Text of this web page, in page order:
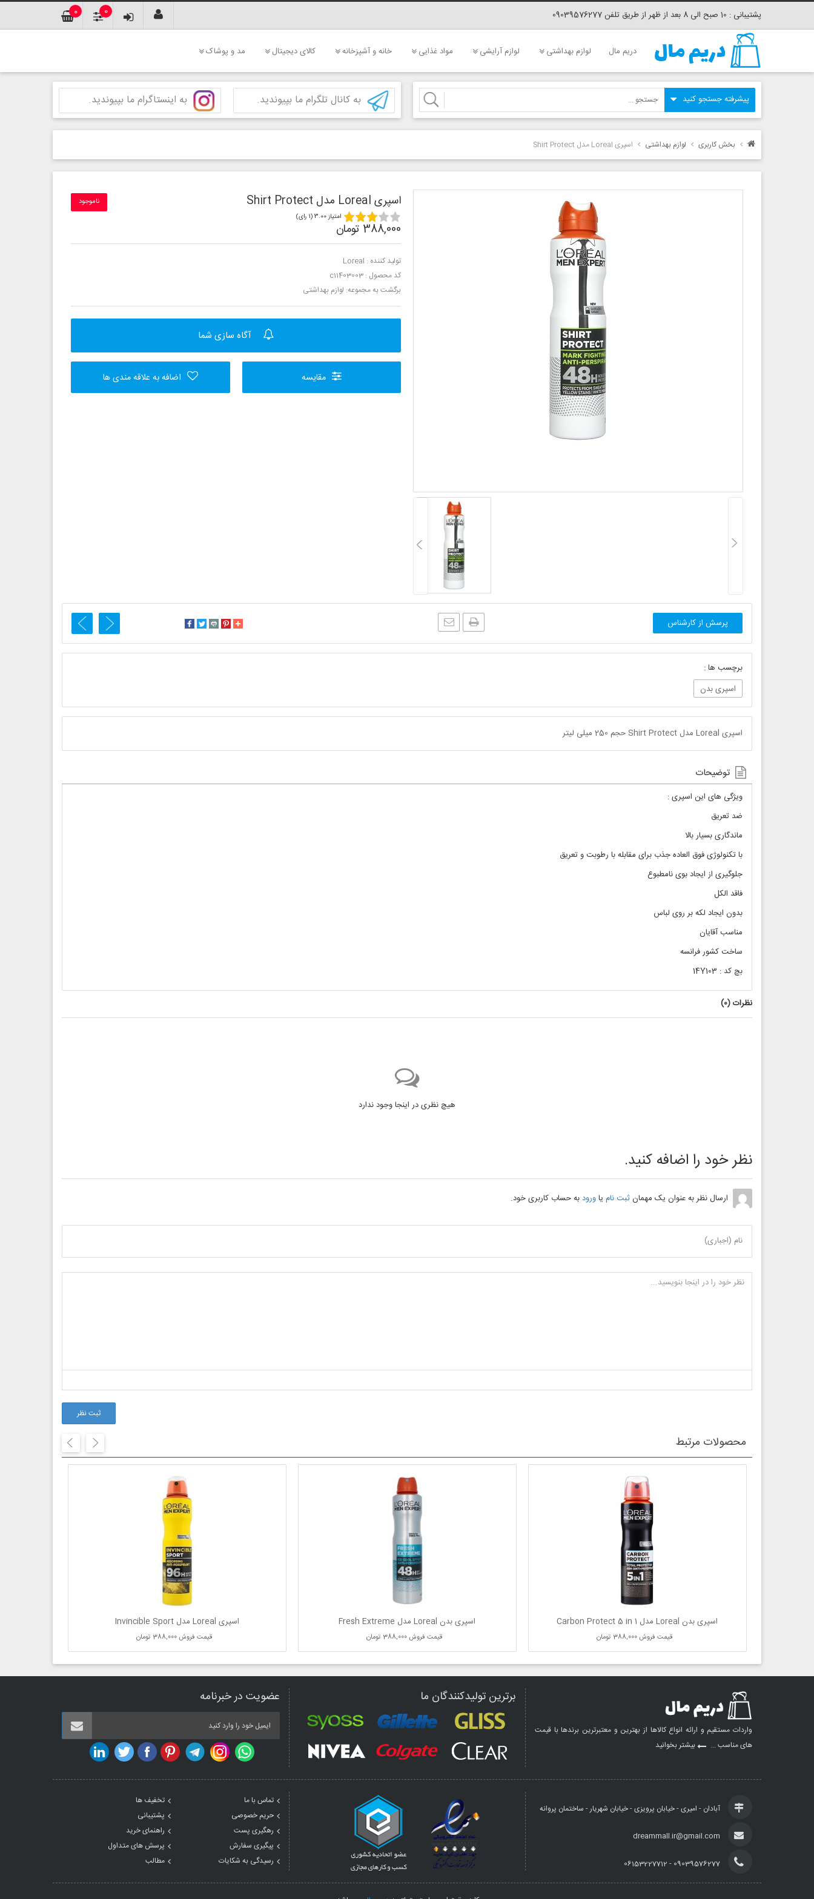
پشتیبانی : 10 صبح الی 8 بعد از ظهر از طریق تلفن 09039576277 0 0
دریم مال لوازم بهداشتی لوازم آرایشی مواد غذایی خانه و آشپزخانه کالای دیجیتال مد و پوشاک
به کانال تلگرام ما بپیوندید. به اینستاگرام ما بپیوندید.
بخش کاربری لوازم بهداشتی اسپری Loreal مدل Shirt Protect
اسپری Loreal مدل Shirt Protect ناموجود
امتیاز 3.00 (1 رای)
388,000 تومان
تولید کننده : Loreal
کد محصول : c11403003
برگشت به مجموعه: لوازم بهداشتی
آگاه سازی شما
مقایسه اضافه به علاقه مندی ها
پرسش از کارشناس
برچسب ها :
اسپری بدن
اسپری Loreal مدل Shirt Protect حجم 250 میلی لیتر
توضیحات
ویژگی های این اسپری :
ضد تعریق
ماندگاری بسیار بالا
با تکنولوژی فوق العاده جذب برای مقابله با رطوبت و تعریق
جلوگیری از ایجاد بوی نامطبوع
فاقد الکل
بدون ایجاد لکه بر روی لباس
مناسب آقایان
ساخت کشور فرانسه
بچ کد : 14Y103
نظرات (0
)
هیچ نظری در اینجا وجود ندارد
نظر خود را اضافه کنید.
ارسال نظر به عنوان یک مهمانثبت نام یاورودبه حساب کاربری خود.
نام (اجباری)
ثبت نظر
محصولات مرتبط
اسپری Loreal مدل Invincible Sport
قیمت فروش388,000 تومان
اسپری بدن Loreal مدل Fresh Extreme
قیمت فروش388,000 تومان
اسپری بدن Loreal مدل Carbon Protect 5 in 1
قیمت فروش388,000 تومان
واردات مستقیم و ارائه انواع کالاها از بهترین و معتبرترین برندها با قیمت
های مناسب ...
بیشتر بخوانید
برترین تولیدکنندگان ما عضویت در خبرنامه
آبادان - امیری - خیابان پرویزی - خیابان شهریار - ساختمان پروانه
dreammall.ir@gmail.com
09039576277 - 06153227712
تماس با ما
تخفیف ها
حریم خصوصی
پشتیبانی
رهگیری پست
راهنمای خرید
پیگیری سفارش
پرسش های متداول
رسیدگی به شکایات
مطالب